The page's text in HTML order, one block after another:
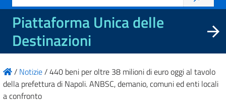
per:
Piattaforma Unica delle
Destinazioni
/ Notizie/440 beni per oltre 38 milioni di euro oggi al tavolo
della prefettura di Napoli. ANBSC, demanio, comuni ed enti locali
a confronto